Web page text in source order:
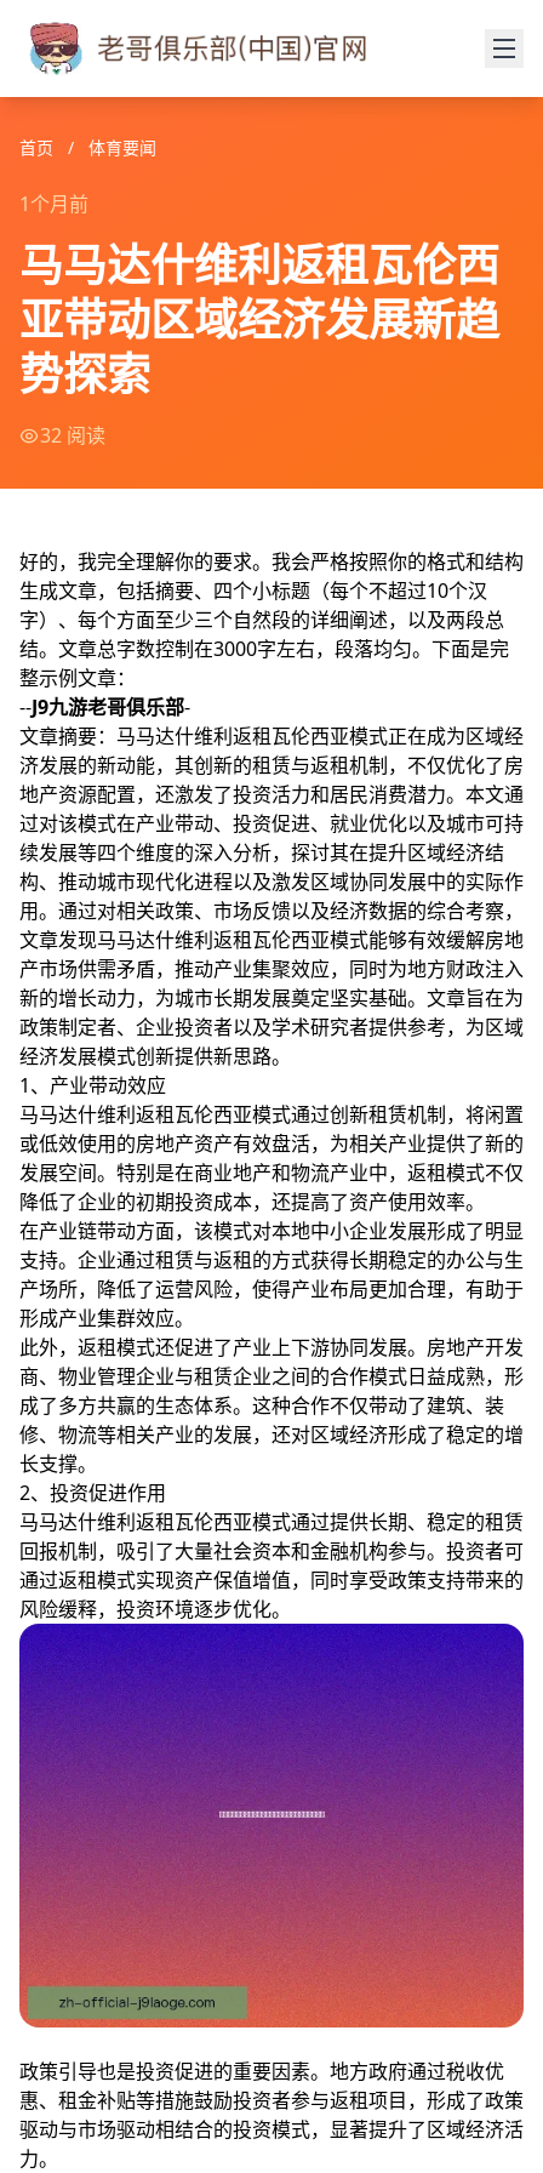
首页 / 体育要闻
1个月前
马马达什维利返租瓦伦西
亚带动区域经济发展新趋
势探索
32 阅读
好的，我完全理解你的要求。我会严格按照你的格式和结构
生成文章，包括摘要、四个小标题（每个不超过10个汉
字）、每个方面至少三个自然段的详细阐述，以及两段总
结。文章总字数控制在3000字左右，段落均匀。下面是完
整示例文章：
--J9九游老哥俱乐部-
文章摘要：马马达什维利返租瓦伦西亚模式正在成为区域经
济发展的新动能，其创新的租赁与返租机制，不仅优化了房
地产资源配置，还激发了投资活力和居民消费潜力。本文通
过对该模式在产业带动、投资促进、就业优化以及城市可持
续发展等四个维度的深入分析，探讨其在提升区域经济结
构、推动城市现代化进程以及激发区域协同发展中的实际作
用。通过对相关政策、市场反馈以及经济数据的综合考察，
文章发现马马达什维利返租瓦伦西亚模式能够有效缓解房地
产市场供需矛盾，推动产业集聚效应，同时为地方财政注入
新的增长动力，为城市长期发展奠定坚实基础。文章旨在为
政策制定者、企业投资者以及学术研究者提供参考，为区域
经济发展模式创新提供新思路。
1、产业带动效应
马马达什维利返租瓦伦西亚模式通过创新租赁机制，将闲置
或低效使用的房地产资产有效盘活，为相关产业提供了新的
发展空间。特别是在商业地产和物流产业中，返租模式不仅
降低了企业的初期投资成本，还提高了资产使用效率。
在产业链带动方面，该模式对本地中小企业发展形成了明显
支持。企业通过租赁与返租的方式获得长期稳定的办公与生
产场所，降低了运营风险，使得产业布局更加合理，有助于
形成产业集群效应。
此外，返租模式还促进了产业上下游协同发展。房地产开发
商、物业管理企业与租赁企业之间的合作模式日益成熟，形
成了多方共赢的生态体系。这种合作不仅带动了建筑、装
修、物流等相关产业的发展，还对区域经济形成了稳定的增
长支撑。
2、投资促进作用
马马达什维利返租瓦伦西亚模式通过提供长期、稳定的租赁
回报机制，吸引了大量社会资本和金融机构参与。投资者可
通过返租模式实现资产保值增值，同时享受政策支持带来的
风险缓释，投资环境逐步优化。
政策引导也是投资促进的重要因素。地方政府通过税收优
惠、租金补贴等措施鼓励投资者参与返租项目，形成了政策
驱动与市场驱动相结合的投资模式，显著提升了区域经济活
力。